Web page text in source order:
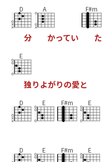
D
分
A
かってい
F#m
た
E
独り よがりの愛と
D E F#m E
D E F#m E